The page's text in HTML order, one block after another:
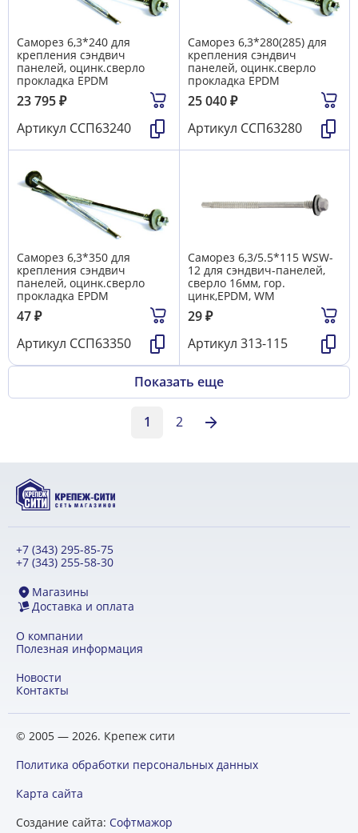
Саморез 6,3*240 для
крепления сэндвич
панелей, оцинк.сверло
прокладка EPDM
23 795₽
Артикул ССП63240
Саморез 6,3*280(285) для
крепления сэндвич
панелей, оцинк.сверло
прокладка EPDM
25 040₽
Артикул ССП63280
Саморез 6,3*350 для
крепления сэндвич
панелей, оцинк.сверло
прокладка EPDM
47₽
Артикул ССП63350
Саморез 6,3/5.5*115 WSW-
12 для сэндвич-панелей,
сверло 16мм, гор.
цинк,EPDM, WM
29₽
Артикул 313-115
Показать еще
1 2
+7 (343) 295-85-75
+7 (343) 255-58-30
Магазины
Доставка и оплата
О компании
Полезная информация
Новости
Контакты
© 2005 — 2026. Крепеж сити
Политика обработки персональных данных
Карта сайта
Создание сайта: Софтмажор